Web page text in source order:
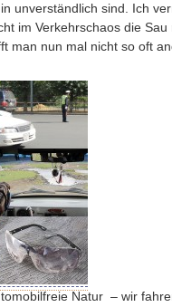
unverständlich sind. Ich
im Verkehrschaos die Sau
man nun mal nicht so oft
Natur – wir